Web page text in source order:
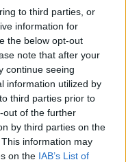
to third parties, or
information for
the below opt-out
note that after your
continue seeing
information utilized by
third parties prior to
out of the further
by third parties on the
information may
on the IAB’s List of